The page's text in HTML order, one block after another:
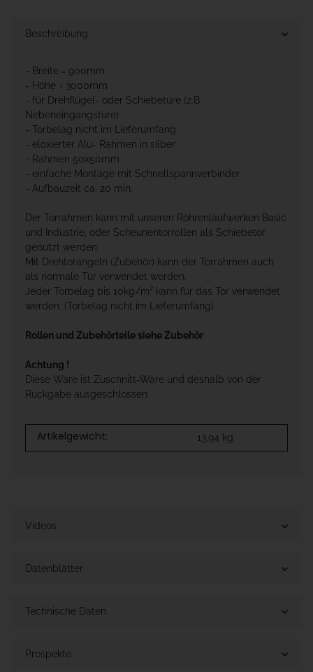
Beschreibung
- Breite = 900mm
- Höhe = 3000mm
- für Drehflügel- oder Schiebetüre (z.B.
Nebeneingangstüre)
- Torbelag nicht im Lieferumfang
- eloxierter Alu- Rahmen in silber
- Rahmen 50x50mm
- einfache Montage mit Schnellspannverbinder
- Aufbauzeit ca. 20 min.
Der Torrahmen kann mit unseren Röhrenlaufwerken Basic
und Industrie, oder Scheunentorrollen als Schiebetor
genutzt werden.
Mit Drehtorangeln (Zubehör) kann der Torrahmen auch
als normale Tür verwendet werden.
Jeder Torbelag bis 10kg/m² kann für das Tor verwendet
werden. (Torbelag nicht im Lieferumfang)
Rollen und Zubehörteile siehe Zubehör
Achtung !
Diese Ware ist Zuschnitt-Ware und deshalb von der
Rückgabe ausgeschlossen
Artikelgewicht: 13,94 kg
Videos
Datenblätter
Technische Daten
Prospekte